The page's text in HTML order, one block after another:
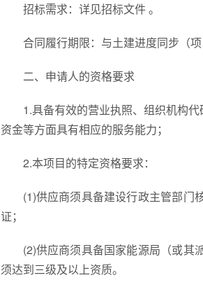
招标需求：详见招标文件 。
合同履行期限：与土建进度同步（
二、申请人的资格要求
1.具备有效的营业执照、组织机构
资金等方面具有相应的服务能力；
2.本项目的特定资格要求：
(1)供应商须具备建设行政主管部门
证；
(2)供应商须具备国家能源局（或其
须达到三级及以上资质。